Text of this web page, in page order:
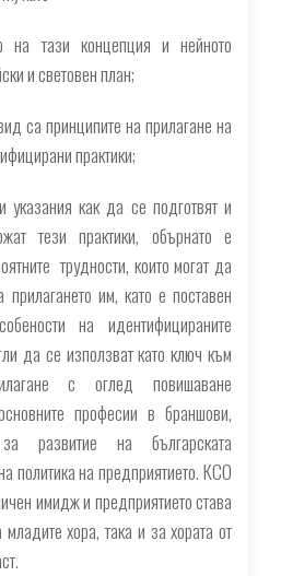
на тази концепция и нейното
и световен план;
са принципите на прилагане на
практики;
как да се подготвят и
тези практики, обърнато е
трудности, които могат да
им, като е поставен
на идентифицираните
да се използват като ключ към
с оглед повишаване
професии в браншови,
развитие на българската
политика на предприятието. КСО
имидж и предприятието става
хора, така и за хората от